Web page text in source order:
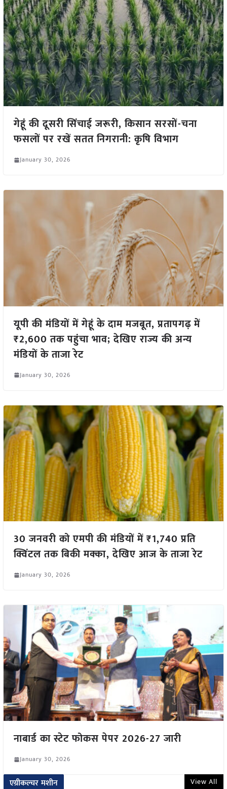
गेहूं की दूसरी सिंचाई जरूरी, किसान सरसों-चना
फसलों पर रखें सतत निगरानी: कृषि विभाग
January 30, 2026
यूपी की मंडियों में गेहूं के दाम मजबूत, प्रतापगढ़ में
₹2,600 तक पहुंचा भाव; देखिए राज्य की अन्य
मंडियों के ताजा रेट
January 30, 2026
30 जनवरी को एमपी की मंडियों में ₹1,740 प्रति
क्विंटल तक बिकी मक्का, देखिए आज के ताजा रेट
January 30, 2026
नाबार्ड का स्टेट फोकस पेपर 2026-27 जारी
January 30, 2026
एग्रीकल्चर मशीन View All